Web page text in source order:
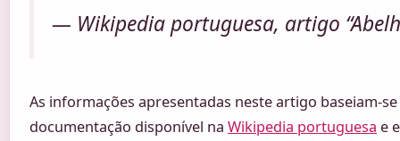
— Wikipedia portuguesa, artigo
As informações apresentadas neste artigo baseiam-
documentação disponível na Wikipedia portuguesa e